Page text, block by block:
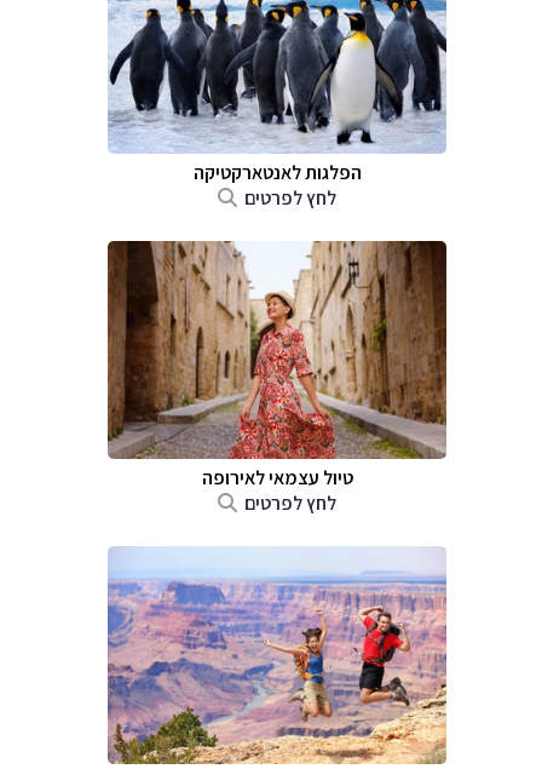
הפלגות לאנטארקטיקה
לחץ לפרטים
טיול עצמאי לאירופה
לחץ לפרטים